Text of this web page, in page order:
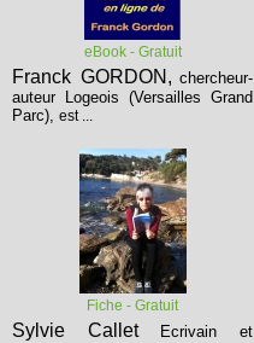
eBook - Gratuit
Franck GORDON, chercheur-
auteur Logeois (Versailles Grand
Parc), est ...
Fiche - Gratuit
Sylvie Callet
Ecrivain et